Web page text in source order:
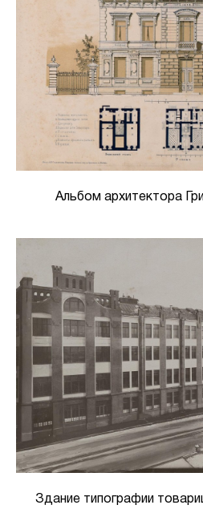
Альбом архитектора
Здание типографии